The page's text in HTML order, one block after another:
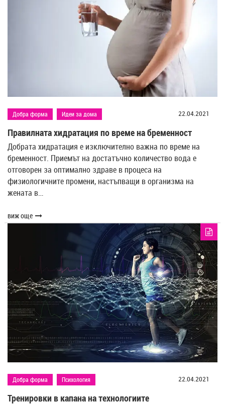
Добра форма Идеи за дома 22.04.2021
Правилната хидратация по време на бременност
Добрата хидратация е изключително важна по време на
бременност. Приемът на достатъчно количество вода е
отговорен за оптимално здраве в процеса на
физиологичните промени, настъпващи в организма на
жената в…
виж още
Добра форма Психология 22.04.2021
Тренировки в капана на технологиите